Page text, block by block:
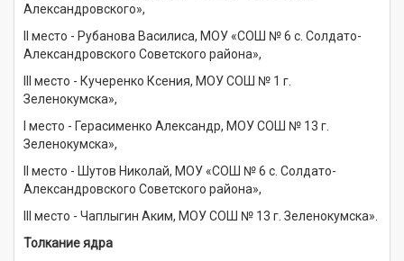
Александровского»,
II место - Рубанова Василиса, МОУ «СОШ № 6 с. Солдато-
Александровского Советского района»,
III место - Кучеренко Ксения, МОУ СОШ № 1 г.
Зеленокумска»,
I место - Герасименко Александр, МОУ СОШ № 13 г.
Зеленокумска»,
II место - Шутов Николай, МОУ «СОШ № 6 с. Солдато-
Александровского Советского района»,
III место - Чаплыгин Аким, МОУ СОШ № 13 г. Зеленокумска».
Толкание ядра